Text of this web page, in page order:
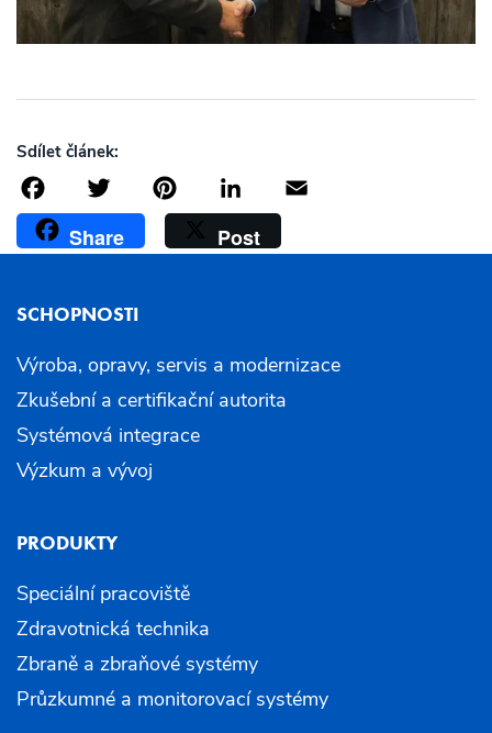
Sdílet článek:
FacebookTwitterPinterestLinkedIn
Share Post
SCHOPNOSTI
Výroba, opravy, servis a modernizace
Zkušební a certifikační autorita
Systémová integrace
Výzkum a vývoj
PRODUKTY
Speciální pracoviště
Zdravotnická technika
Zbraně a zbraňové systémy
Průzkumné a monitorovací systémy